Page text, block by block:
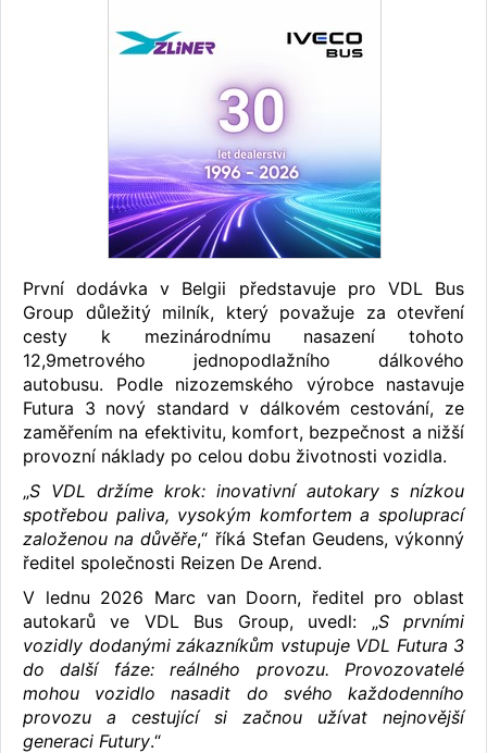
První dodávka v Belgii představuje pro VDL Bus
Group důležitý milník, který považuje za otevření
cesty k mezinárodnímu nasazení tohoto
12,9metrového jednopodlažního dálkového
autobusu. Podle nizozemského výrobce nastavuje
Futura 3 nový standard v dálkovém cestování, ze
zaměřením na efektivitu, komfort, bezpečnost a nižší
provozní náklady po celou dobu životnosti vozidla.
„S VDL držíme krok: inovativní autokary s nízkou
spotřebou paliva, vysokým komfortem a spoluprací
založenou na důvěře,“ říká Stefan Geudens, výkonný
ředitel společnosti Reizen De Arend.
V lednu 2026 Marc van Doorn, ředitel pro oblast
autokarů ve VDL Bus Group, uvedl: „S prvními
vozidly dodanými zákazníkům vstupuje VDL Futura 3
do další fáze: reálného provozu. Provozovatelé
mohou vozidlo nasadit do svého každodenního
provozu a cestující si začnou užívat nejnovější
generaci Futury.“